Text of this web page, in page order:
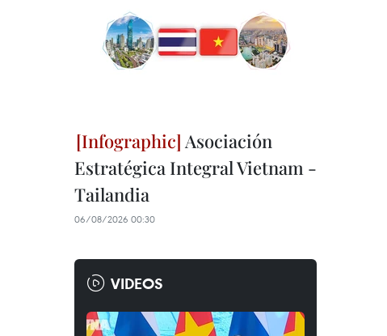
Asociación
Estratégica Integral Vietnam -
Tailandia
06/08/2026 00:30
VIDEOS